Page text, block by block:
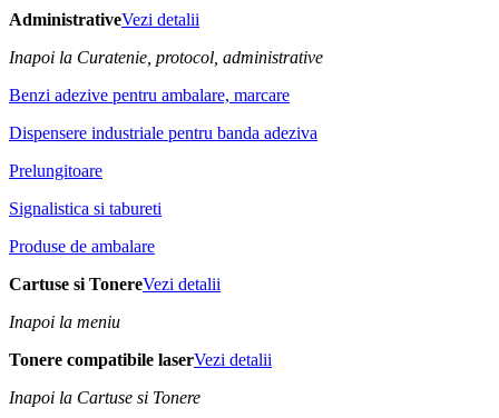
AdministrativeVezi detalii
Inapoi la Curatenie, protocol, administrative
Benzi adezive pentru ambalare, marcare
Dispensere industriale pentru banda adeziva
Prelungitoare
Signalistica si tabureti
Produse de ambalare
Cartuse si TonereVezi detalii
Inapoi la meniu
Tonere compatibile laserVezi detalii
Inapoi la Cartuse si Tonere